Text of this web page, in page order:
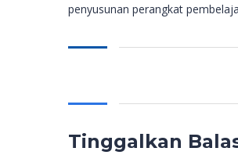
penyusunan perangkat
Tinggalkan